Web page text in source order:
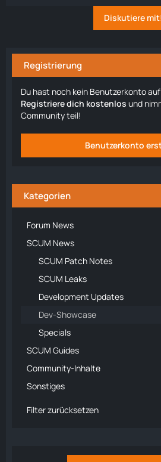
Diskutiere
Registrierung
Du hast noch kein Benutzerkonto
Registriere dich kostenlos und
Community teil!
Benutzerkonto
Kategorien
Forum News
SCUM News
SCUM Patch Notes
SCUM Leaks
Development Updates
Dev-Showcase
Specials
SCUM Guides
Community-Inhalte
Sonstiges
Filter zurücksetzen